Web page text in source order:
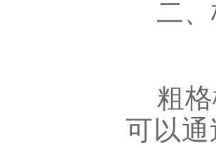
二、
粗格
可以